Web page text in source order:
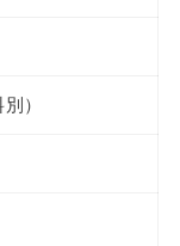
）